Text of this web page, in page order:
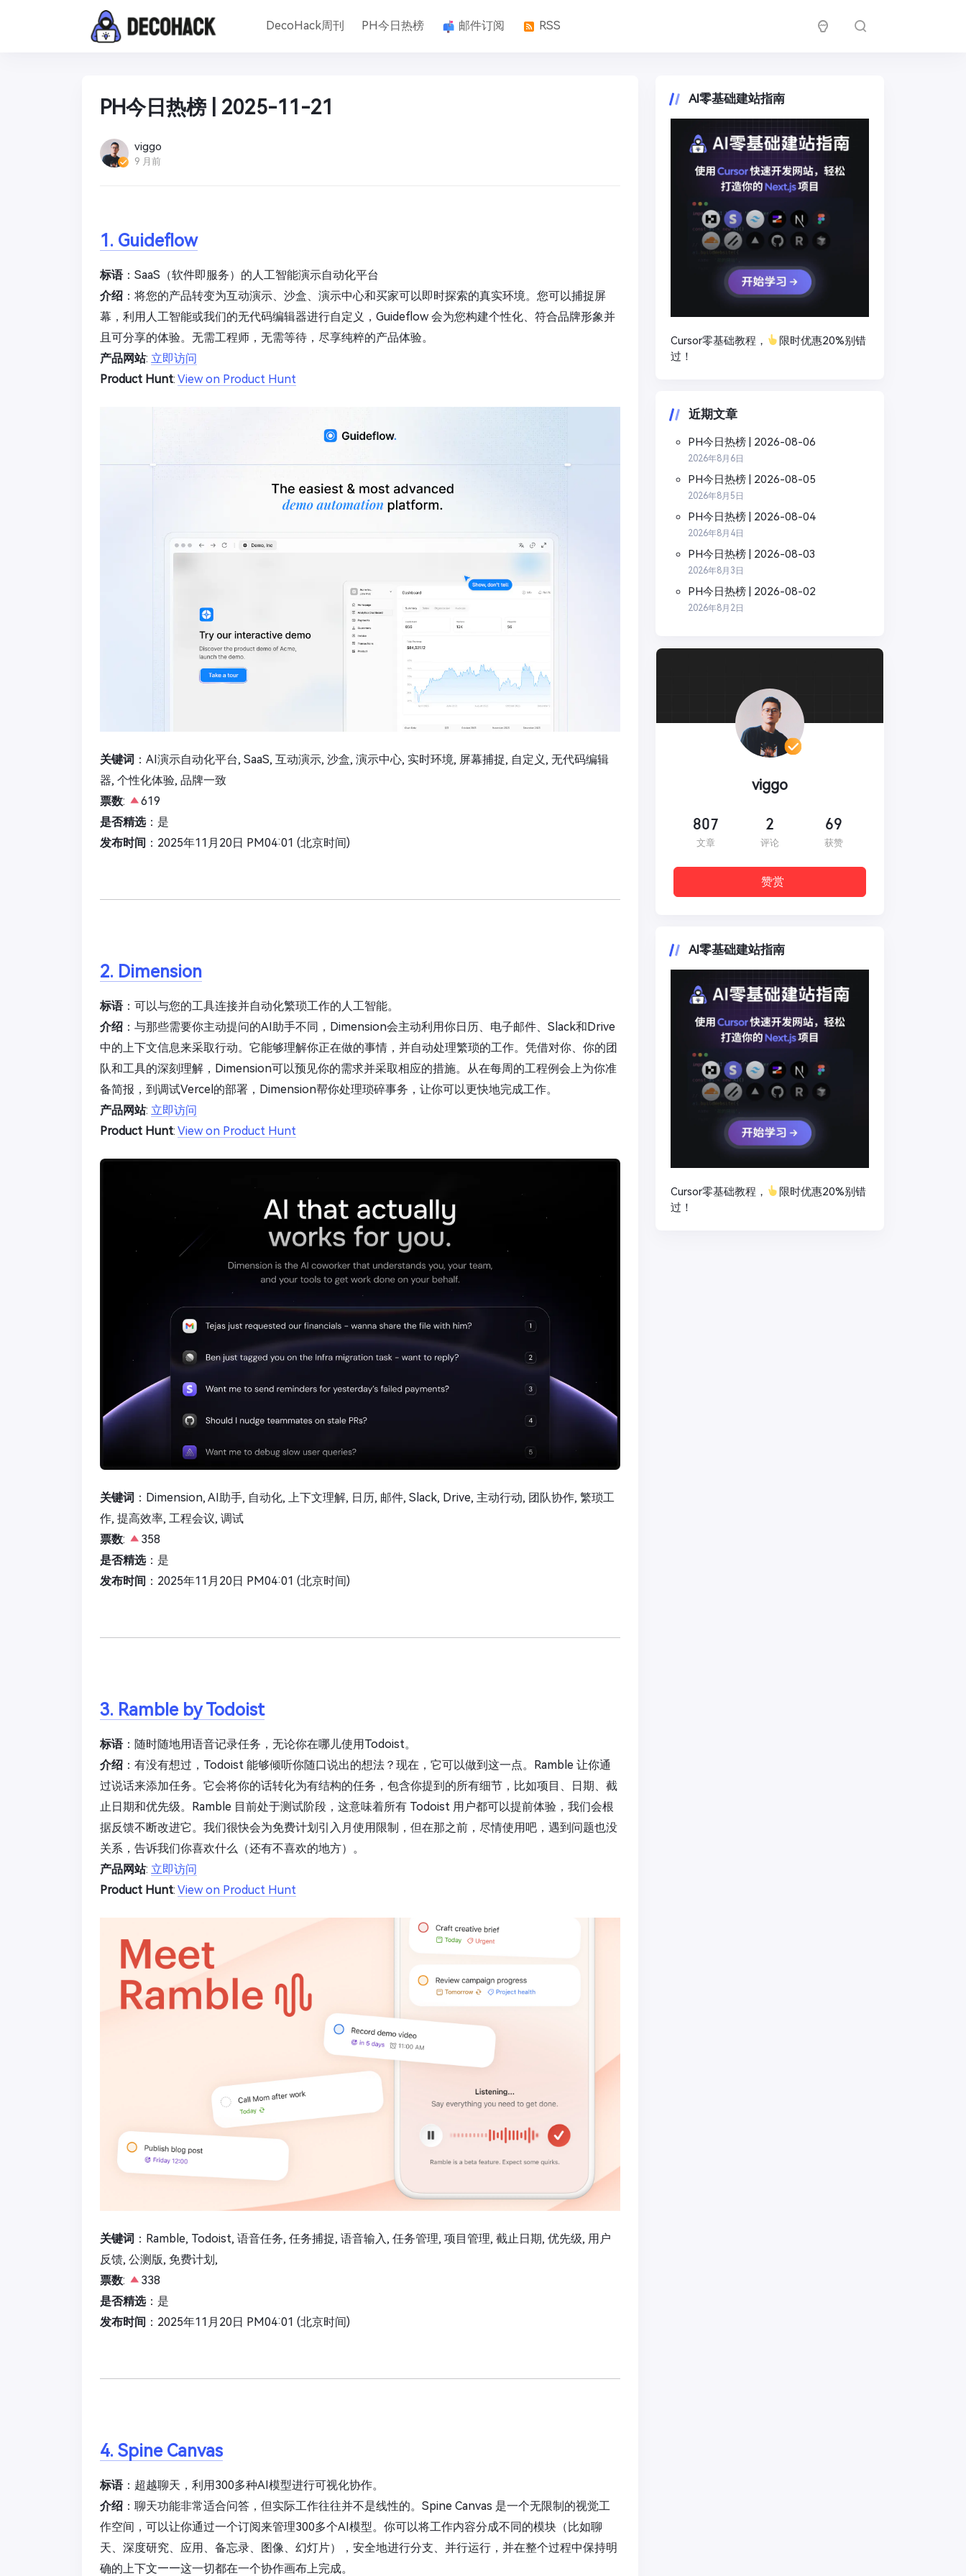
DecoHack周刊 PH今日热榜 邮件订阅 RSS
PH今日热榜 | 2025-11-21
viggo
9 月前
1. Guideflow
标语：SaaS（软件即服务）的人工智能演示自动化平台
介绍 ：将您的产品转变为互动演示、沙盒、演示中心和买家可以即时探索的真实环境。您可以捕捉屏
幕，利用人工智能或我们的无代码编辑器进行自定义，Guideflow 会为您构建个性化、符合品牌形象并
且可分享的体验。无需工程师，无需等待，尽享纯粹的产品体验。
产品网站: 立即访问
Product Hunt: View on Product Hunt
关键词 ：AI演示自动化平台, SaaS, 互动演示, 沙盒, 演示中心, 实时环境, 屏幕捕捉, 自定义, 无代码编辑
器, 个性化体验, 品牌一致
票数:
619
是否精选：是
发布时间 ：2025年11月20日 PM04:01 (北京时间)
2. Dimension
标语：可以与您的工具连接并自动化繁琐工作的人工智能。
介绍 ：与那些需要你主动提问的AI助手不同，Dimension会主动利用你日历、电子邮件、Slack和Drive
中的上下文信息来采取行动。它能够理解你正在做的事情，并自动处理繁琐的工作。凭借对你、你的团
队和工具的深刻理解，Dimension可以预见你的需求并采取相应的措施。从在每周的工程例会上为你准
备简报，到调试Vercel的部署，Dimension帮你处理琐碎事务，让你可以更快地完成工作。
产品网站: 立即访问
Product Hunt: View on Product Hunt
关键词 ：Dimension, AI助手, 自动化, 上下文理解, 日历, 邮件, Slack, Drive, 主动行动, 团队协作, 繁琐工
作, 提高效率, 工程会议, 调试
票数:
358
是否精选：是
发布时间 ：2025年11月20日 PM04:01 (北京时间)
3. Ramble by Todoist
标语：随时随地用语音记录任务，无论你在哪儿使用Todoist。
介绍 ：有没有想过，Todoist 能够倾听你随口说出的想法？现在，它可以做到这一点。Ramble 让你通
过说话来添加任务。它会将你的话转化为有结构的任务，包含你提到的所有细节，比如项目、日期、截
止日期和优先级。Ramble 目前处于测试阶段，这意味着所有 Todoist 用户都可以提前体验，我们会根
据反馈不断改进它。我们很快会为免费计划引入月使用限制，但在那之前，尽情使用吧，遇到问题也没
关系，告诉我们你喜欢什么（还有不喜欢的地方）。
产品网站: 立即访问
Product Hunt: View on Product Hunt
关键词 ：Ramble, Todoist, 语音任务, 任务捕捉, 语音输入, 任务管理, 项目管理, 截止日期, 优先级, 用户
反馈, 公测版, 免费计划,
票数:
338
是否精选：是
发布时间 ：2025年11月20日 PM04:01 (北京时间)
4. Spine Canvas
标语：超越聊天，利用300多种AI模型进行可视化协作。
介绍 ：聊天功能非常适合问答，但实际工作往往并不是线性的。Spine Canvas 是一个无限制的视觉工
作空间，可以让你通过一个订阅来管理300多个AI模型。你可以将工作内容分成不同的模块（比如聊
天、深度研究、应用、备忘录、图像、幻灯片），安全地进行分支、并行运行，并在整个过程中保持明
确的上下文——这一切都在一个协作画布上完成。
AI零基础建站指南
Cursor零基础教程，
限时优惠20%别错
过！
近期文章
PH今日热榜 | 2026-08-06
2026年8月6日
PH今日热榜 | 2026-08-05
2026年8月5日
PH今日热榜 | 2026-08-04
2026年8月4日
PH今日热榜 | 2026-08-03
2026年8月3日
PH今日热榜 | 2026-08-02
2026年8月2日
viggo
807
文章
2
评论
69
获赞
赞赏
AI零基础建站指南
Cursor零基础教程，
限时优惠20%别错
过！